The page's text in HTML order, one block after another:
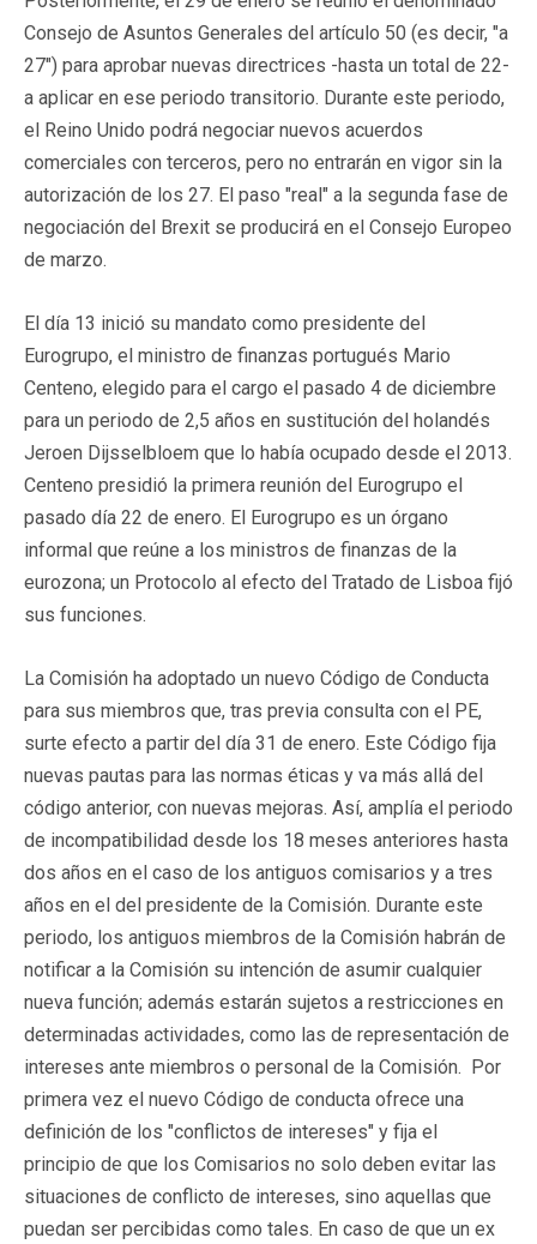
Consejo de Asuntos Generales del artículo 50 (es decir, "a
27") para aprobar nuevas directrices -hasta un total de 22-
a aplicar en ese periodo transitorio. Durante este periodo,
el Reino Unido podrá negociar nuevos acuerdos
comerciales con terceros, pero no entrarán en vigor sin la
autorización de los 27. El paso "real" a la segunda fase de
negociación del Brexit se producirá en el Consejo Europeo
de marzo.
El día 13 inició su mandato como presidente del
Eurogrupo, el ministro de finanzas portugués Mario
Centeno, elegido para el cargo el pasado 4 de diciembre
para un periodo de 2,5 años en sustitución del holandés
Jeroen Dijsselbloem que lo había ocupado desde el 2013.
Centeno presidió la primera reunión del Eurogrupo el
pasado día 22 de enero. El Eurogrupo es un órgano
informal que reúne a los ministros de finanzas de la
eurozona; un Protocolo al efecto del Tratado de Lisboa fijó
sus funciones.
La Comisión ha adoptado un nuevo Código de Conducta
para sus miembros que, tras previa consulta con el PE,
surte efecto a partir del día 31 de enero. Este Código fija
nuevas pautas para las normas éticas y va más allá del
código anterior, con nuevas mejoras. Así, amplía el periodo
de incompatibilidad desde los 18 meses anteriores hasta
dos años en el caso de los antiguos comisarios y a tres
años en el del presidente de la Comisión. Durante este
periodo, los antiguos miembros de la Comisión habrán de
notificar a la Comisión su intención de asumir cualquier
nueva función; además estarán sujetos a restricciones en
determinadas actividades, como las de representación de
intereses ante miembros o personal de la Comisión. Por
primera vez el nuevo Código de conducta ofrece una
definición de los "conflictos de intereses" y fija el
principio de que los Comisarios no solo deben evitar las
situaciones de conflicto de intereses, sino aquellas que
puedan ser percibidas como tales. En caso de que un ex